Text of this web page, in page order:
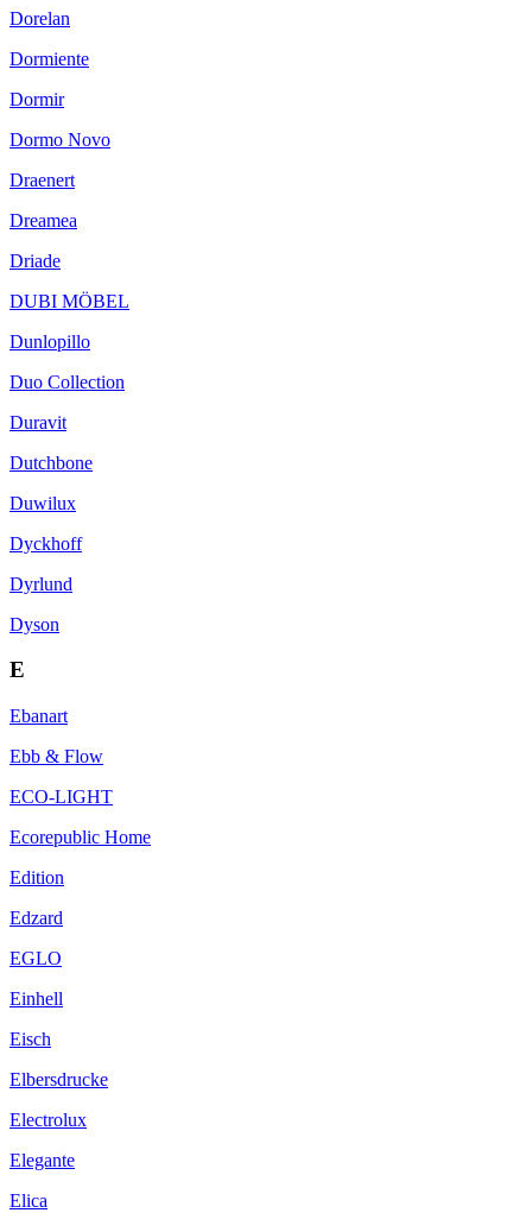
Dorelan
Dormiente
Dormir
Dormo Novo
Draenert
Dreamea
Driade
DUBI MÖBEL
Dunlopillo
Duo Collection
Duravit
Dutchbone
Duwilux
Dyckhoff
Dyrlund
Dyson
E
Ebanart
Ebb & Flow
ECO-LIGHT
Ecorepublic Home
Edition
Edzard
EGLO
Einhell
Eisch
Elbersdrucke
Electrolux
Elegante
Elica